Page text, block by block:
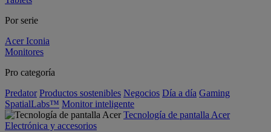
Por serie
Acer Iconia
Monitores
Pro categoría
Predator Productos sostenibles Negocios Día a día Gaming
SpatialLabs™ Monitor inteligente
Tecnología de pantalla Acer
Electrónica y accesorios